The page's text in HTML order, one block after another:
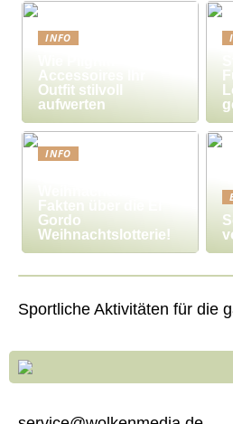
INFO
Accessoires Ihr
Outfit stilvoll
aufwerten
INFO
Fakten über die El
Gordo
Weihnachtslotterie!
Sportliche Aktivitäten für die